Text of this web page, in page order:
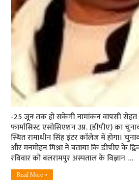
-25 जून तक हो सकेगी नामांकन वापसी सेहत
फार्मासिस्ट एसोसिएशन उप्र. (डीपीए) का
स्थित रामाधीन सिंह इंटर काॅलेज में होगा।
और मनमोहन मिश्रा ने बताया कि डीपीए के
रविवार को बलरामपुर अस्पताल के विज्ञान …
Read More »